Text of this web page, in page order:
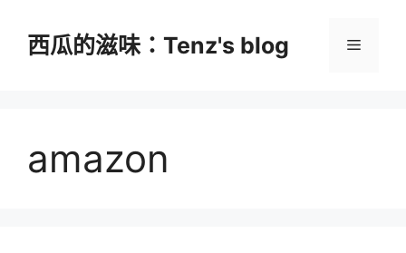
西瓜的滋味：Tenz's blog 選
amazon